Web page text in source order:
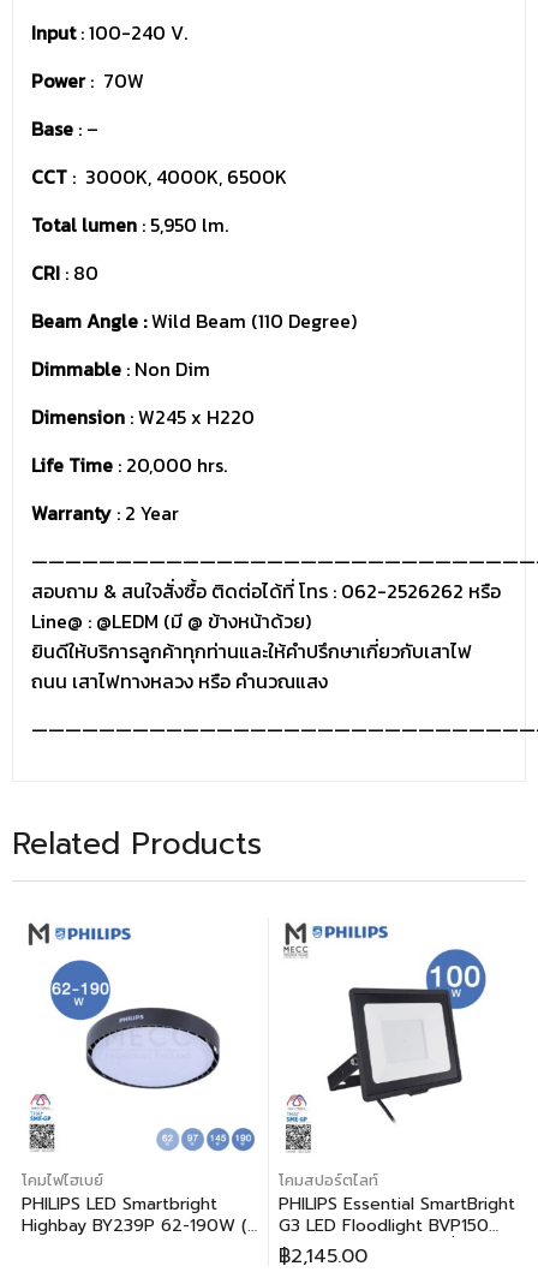
Input: 100-240 V.
Power: 70W
Base : –
CCT : 3000K, 4000K, 6500K
Total lumen : 5,950 lm.
CRI : 80
Beam Angle :Wild Beam (110 Degree)
Dimmable : Non Dim
Dimension : W245 x H220
Life Time : 20,000 hrs.
Warranty : 2 Year
สอบถาม & สนใจสั่งซื้อ ติดต่อได้ที่ โทร : 062-2526262 หรือ
Line@ : @LEDM (มี @ ข้างหน้าด้วย)
ยินดีให้บริการลูกค้าทุกท่านและให้คำปรึกษาเกี่ยวกับเสาไฟ
ถนน เสาไฟทางหลวง หรือ คำนวณแสง
Related Products
โคมไฟไฮเบย์
PHILIPS LED Smartbright
Highbay BY239P 62-190W (ฟิ
โคมสปอร์ตไลท์
PHILIPS Essential SmartBright
G3 LED Floodlight BVP150
100W (ฟิลิปส์ เอสเซนเชี่ยล สมา
ร์ทไบร์ท จี3 แอลอีดี โคมไฟสาด
฿2,145.00